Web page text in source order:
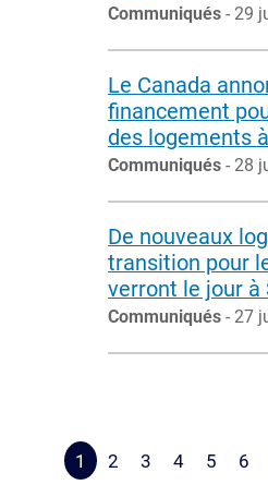
Communiqués - 29
Le Canada
financement
des logements
Communiqués - 28
De nouveaux
transition pour
verront le jour à
Communiqués - 27
1 2 3 4 5 6